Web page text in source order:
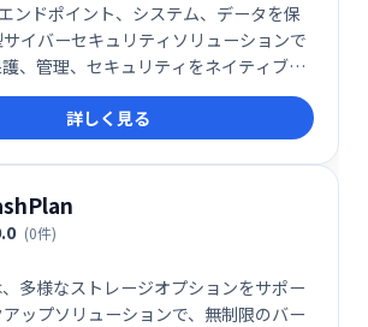
ンドポイント、システム、データを保
イバーセキュリティソリューションで
、管理、セキュリティをネイティブに
で、包括的な保護を実現します。高度な
を守り、ビジネスの継続性を確保しま
詳しく見る
(0件)
多様なストレージオプションをサポー
アップソリューションで、無制限のバー